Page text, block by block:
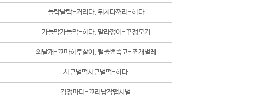
들락날락-거리다, 뒤치다꺼리-하다
가들막가들막-하다, 말라깽이-꾸정모기
외날개-꼬마하루살이, 털줄뾰족코-조개벌레
시근벌떡시근벌떡-하다
검정마디-꼬리납작맵시벌